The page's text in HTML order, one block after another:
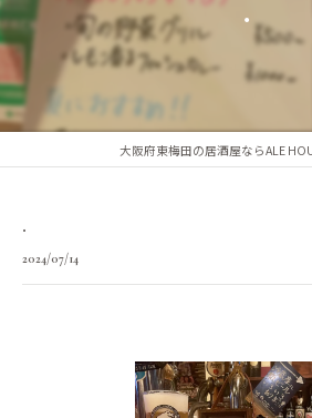
.
大阪府東梅田の居酒屋ならALE
.
2024/07/14